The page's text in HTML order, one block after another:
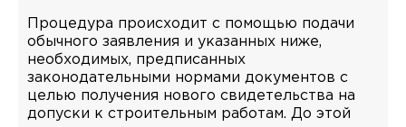
Процедура происходит с помощью подачи
обычного заявления и указанных ниже,
необходимых, предписанных
законодательными нормами документов с
целью получения нового свидетельства на
допуски к строительным работам. До этой